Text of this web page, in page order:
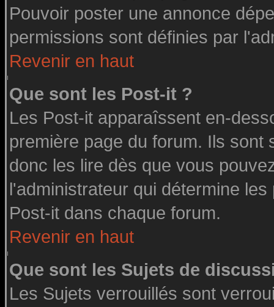
Pouvoir poster une annonce
permissions sont définies par
Revenir en haut
Que sont les Post-it ?
Les Post-it apparaîssent en-
première page du forum. Ils
donc les lire dès que vous
l'administrateur qui détermine
Post-it dans chaque forum.
Revenir en haut
Que sont les Sujets de
Les Sujets verrouillés sont